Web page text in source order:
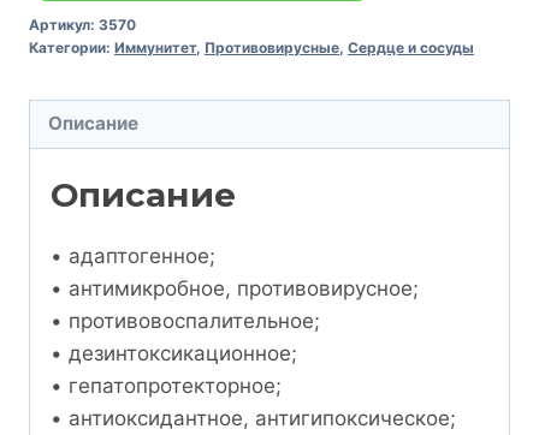
Артикул: 3570
Категории: Иммунитет, Противовирусные, Сердце и сосуды
Описание
Описание
• адаптогенное;
• антимикробное, противовирусное;
• противовоспалительное;
• дезинтоксикационное;
• гепатопротекторное;
• антиоксидантное, антигипоксическое;